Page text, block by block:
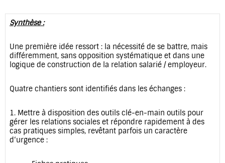
Synthèse :
Une première idée ressort : la nécessité de se battre, mais
différemment, sans opposition systématique et dans une
logique de construction de la relation salarié / employeur.
Quatre chantiers sont identifiés dans les échanges :
1. Mettre à disposition des outils clé-en-main outils pour
gérer les relations sociales et répondre rapidement à des
cas pratiques simples, revêtant parfois un caractère
d‘urgence :